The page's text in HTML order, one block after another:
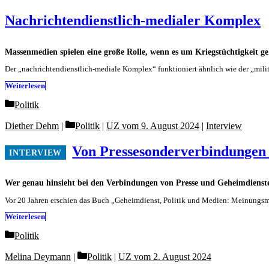
Massenmedien spielen eine große Rolle, wenn es um Kriegstüchtigkeit
Nachrichtendienstlich-medialer Komplex
Der „nachrichtendienstlich-mediale Komplex“ funktioniert ähnlich wie der
Weiterlesen
Categories
Politik
Wer genau hinsieht bei den Verbindungen von Presse und
Von
Diether Dehm Categories
Politik | UZ vom 9. August 2024 | Interview
Vor 20 Jahren erschien das Buch „Geheimdienst, Politik und Medien:
Weiterlesen
Categories
Politik
Melina Deymann Categories
Politik | UZ vom 2. August 2024